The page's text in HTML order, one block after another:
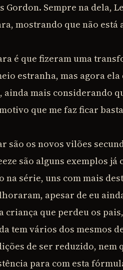
Gordon. Sempre na dela,
mostrando que não
é que fizeram uma
estranha, mas agora
ainda mais considerando
que me faz ficar
são os novos vilões
são alguns exemplos
na série, uns com mais
apesar de eu
criança que perdeu os
tem vários dos mesmos
de ser reduzido, nem
para com esta